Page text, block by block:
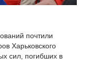
почтили
Харьковского
сил, погибших в